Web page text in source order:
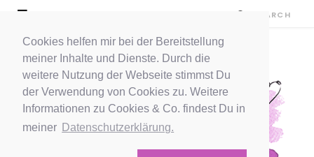
Cookies helfen mir bei der Bereitstellung
meiner Inhalte und Dienste. Durch die
weitere Nutzung der Webseite stimmst Du
der Verwendung von Cookies zu. Weitere
Informationen zu Cookies & Co. findest Du in
meiner Datenschutzerklärung.